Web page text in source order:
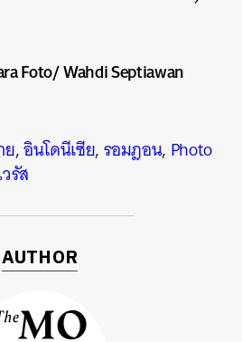
Foto/ Wahdi Septiawan
,อินโดนีเซีย,รอมฎอน, Photo
รัส
AUTHOR
LINE EMAIL